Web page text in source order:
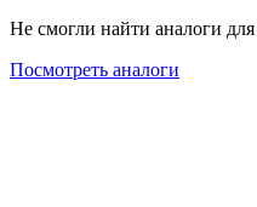
Не смогли найти аналоги для
Посмотреть аналоги